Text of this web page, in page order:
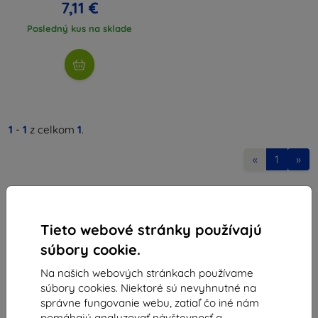
Tieto webové stránky používajú
súbory cookie.
Na našich webových stránkach používame
súbory cookies. Niektoré sú nevyhnutné na
správne fungovanie webu, zatiaľ čo iné nám
7,11 €
Posledný kus na sklade
1 - 1 z celkom 1.
« 1 »
Shield-Sk s.r.o.
Ulica Rudolfa Mocka 3750/2A
841 04 Bratislava